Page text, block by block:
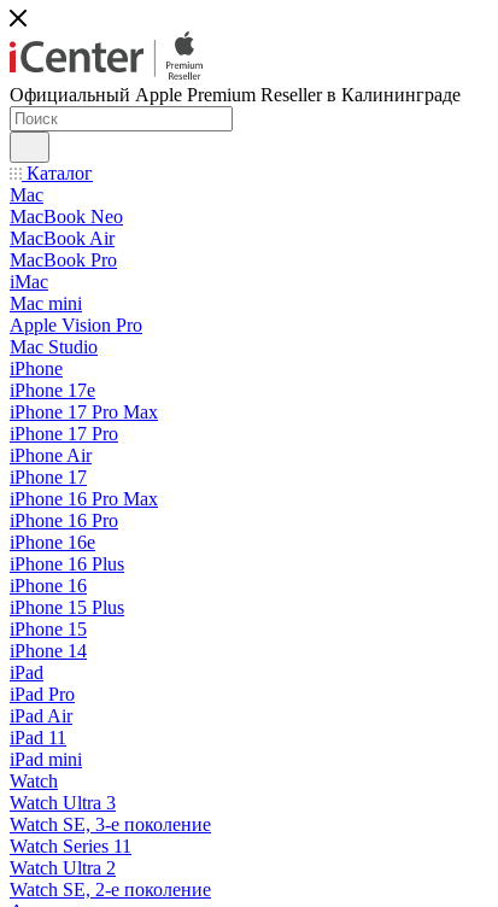
Официальный Apple Premium Reseller в Калининграде
Каталог
Mac
MacBook Neo
MacBook Air
MacBook Pro
iMac
Mac mini
Apple Vision Pro
Mac Studio
iPhone
iPhone 17e
iPhone 17 Pro Max
iPhone 17 Pro
iPhone Air
iPhone 17
iPhone 16 Pro Max
iPhone 16 Pro
iPhone 16e
iPhone 16 Plus
iPhone 16
iPhone 15 Plus
iPhone 15
iPhone 14
iPad
iPad Pro
iPad Air
iPad 11
iPad mini
Watch
Watch Ultra 3
Watch SE, 3-е поколение
Watch Series 11
Watch Ultra 2
Watch SE, 2-е поколение